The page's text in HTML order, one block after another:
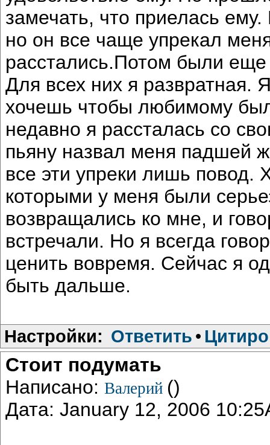
замечать, что приелась
но он все чаще упрекал
расстались.Потом были
Для всех них я развратная.
хочешь чтобы любимому
недавно я рассталась со
пьяну назвал меня падшей
все эти упреки лишь повод.
которыми у меня были
возвращались ко мне, и
встречали. Но я всегда
ценить вовремя. Сейчас я
быть дальше.
Настройки: Ответить •
Стоит подумать
Написано: Валерий ()
Дата: January 12, 2006